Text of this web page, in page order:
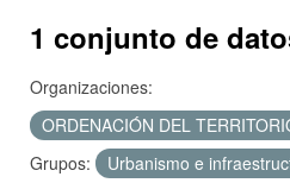
Acerca de
1 conjunto de
Organizaciones:
ORDENACIÓN DEL
Grupos:
Urbanismo e